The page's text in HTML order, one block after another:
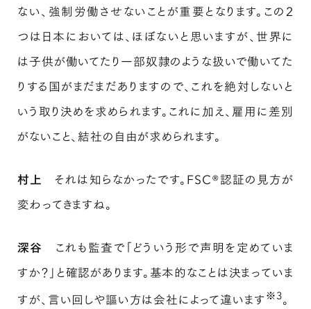
ない、強制労働させないことが重要となります。この2
つは日本においては、ほぼないと思いますが、世界に
は子供が働いてたり一部奴隷のような扱いで働いてた
りする国がまだまだありますので、これを絶対しないと
いう取り決めを求められます。これに加え、雇用に差別
がないこと、結社の自由が求められます。
村上
それは知らなかったです。FSC®認証の見方が
変わってきますね。
深谷
これも監査で「どういう形で声明を定めていま
すか？」と確認があります。基本的なことは決まっていま
すが、言い回しや謳い方は会社によって違います※3。